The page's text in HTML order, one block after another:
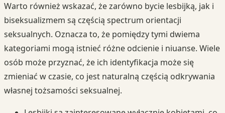
Warto również wskazać, że zarówno bycie lesbijką, jak i
biseksualizmem są częścią spectrum orientacji
seksualnych. Oznacza to, że pomiędzy tymi dwiema
kategoriami mogą istnieć różne odcienie i niuanse. Wiele
osób może przyznać, że ich identyfikacja może się
zmieniać w czasie, co jest naturalną częścią odkrywania
własnej tożsamości seksualnej.